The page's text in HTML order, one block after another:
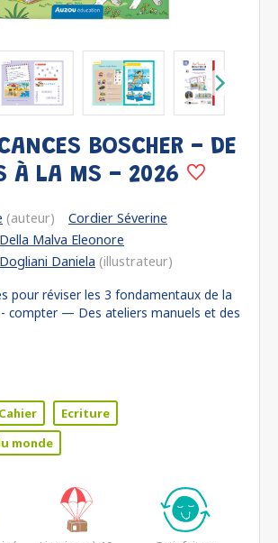
BOSCHER - DE
À LA MS - 2026
(auteur)
Cordier Séverine
Della Malva Eleonore
Dogliani Daniela (illustrateur)
pour réviser les 3 fondamentaux de la
- compter — Des ateliers manuels et des
Cahier
Ecriture
monde